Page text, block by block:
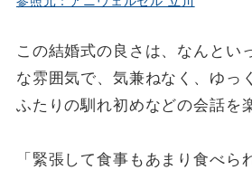
この結婚式の良さは、なんとい
な雰囲気で、気兼ねなく、ゆっ
ふたりの馴れ初めなどの会話を
「緊張して食事もあまり食べら